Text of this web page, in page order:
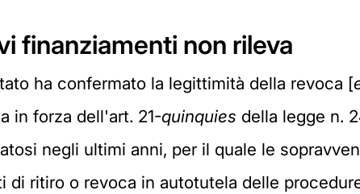
finanziamenti non rileva
ha confermato la legittimità della revoca [
in forza dell'art. 21-quinquies della legge n.
negli ultimi anni, per il quale le
di ritiro o revoca in autotutela delle